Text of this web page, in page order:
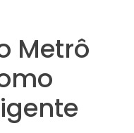
Metrô